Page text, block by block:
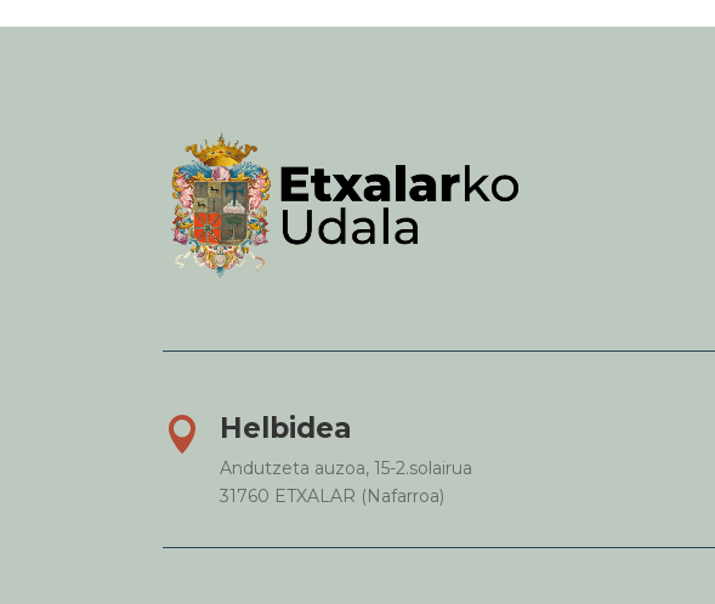
 Helbidea
Andutzeta auzoa, 15-2.solairua
31760 ETXALAR (Nafarroa)